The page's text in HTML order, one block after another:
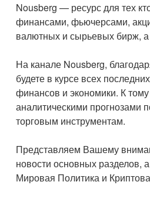
Nousberg — ресурс для тех
финансами, фьючерсами,
валютных и сырьевых бирж,
На канале Nousberg,
будете в курсе всех
финансов и экономики. К
аналитическими
торговым инструментам.
Представляем Вашему
новости основных
Мировая Политика и